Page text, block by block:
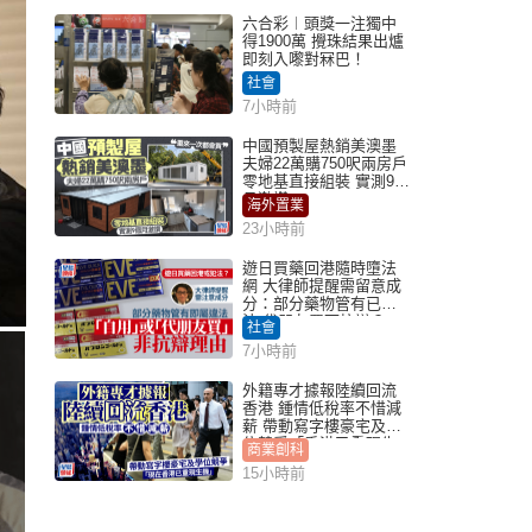
六合彩︱頭獎一注獨中
得1900萬 攪珠結果出爐
即刻入嚟對冧巴！
社會
7小時前
中國預製屋熱銷美澳墨
夫婦22萬購750呎兩房戶
零地基直接組裝 實測9個
月激讚
海外置業
23小時前
遊日買藥回港隨時墮法
網 大律師提醒需留意成
分：部分藥物管有已違
法 代朋友買可抗辯？
社會
7小時前
外籍專才據報陸續回流
香港 鍾情低稅率不惜減
薪 帶動寫字樓豪宅及學
位競爭「香港已重現生
機」
商業創科
15小時前